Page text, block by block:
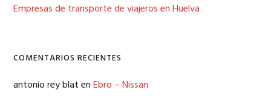
Empresas de transporte de viajeros en Huelva
COMENTARIOS RECIENTES
antonio rey blatenEbro – Nissan